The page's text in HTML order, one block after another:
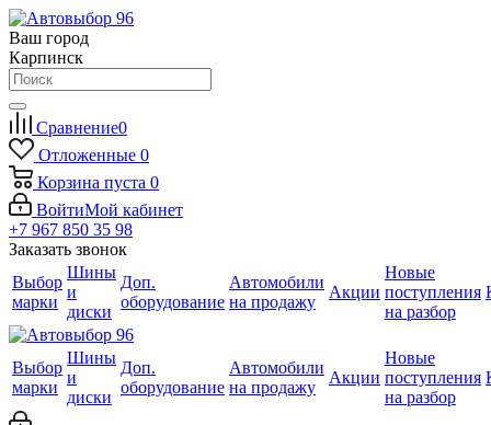
Ваш город
Карпинск
Сравнение0
Отложенные 0
Корзина пуста 0
ВойтиМой кабинет
+7 967 850 35 98
Заказать звонок
Выбор
марки
Шины
и
диски
Доп.
оборудование
Автомобили
на продажу
Акции
Новые
поступления
на разбор
Выбор
марки
Шины
и
диски
Доп.
оборудование
Автомобили
на продажу
Акции
Новые
поступления
на разбор